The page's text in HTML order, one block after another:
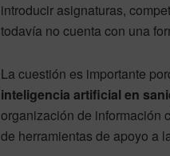
introducir asignaturas,
todavía no cuenta con una
La cuestión es importante
inteligencia artificial en
organización de información
de herramientas de apoyo a